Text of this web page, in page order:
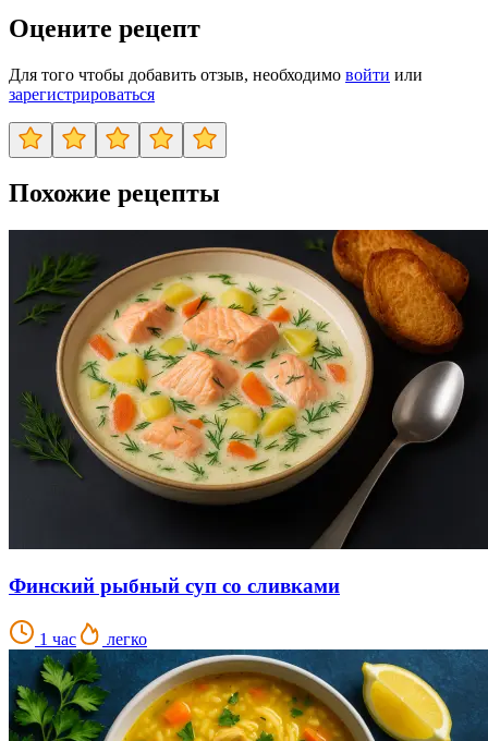
Оцените рецепт
Для того чтобы добавить отзыв, необходимо войти или
зарегистрироваться
Похожие рецепты
Финский рыбный суп со сливками
1 час легко